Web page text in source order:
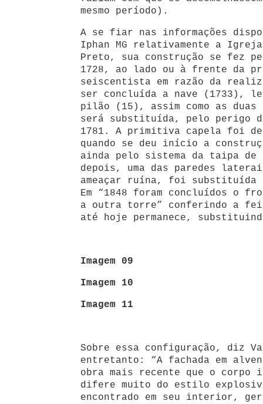
mesmo período).
A se fiar nas informações
Iphan MG relativamente a
Preto, sua construção se fez
1728, ao lado ou à frente da
seiscentista em razão da
ser concluída a nave (1733),
pilão (15), assim como as
será substituída, pelo perigo
1781. A primitiva capela foi
quando se deu início a
ainda pelo sistema da taipa de
depois, uma das paredes
ameaçar ruína, foi substituída
Em “1848 foram concluídos o
a outra torre” conferindo a
até hoje permanece,
Imagem 09
Imagem 10
Imagem 11
Sobre essa configuração, diz
entretanto: “A fachada em
obra mais recente que o
difere muito do estilo
encontrado em seu interior,